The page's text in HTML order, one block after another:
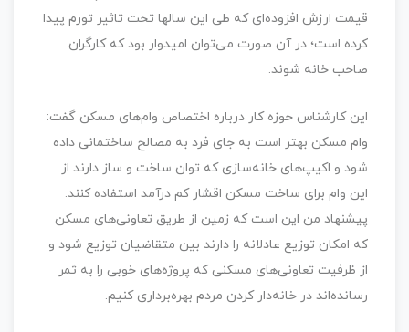
قیمت ارزش افزوده‌ای که طی این سالها تحت تاثیر تورم پیدا
کرده است؛ در آن صورت می‌توان امیدوار بود که کارگران
صاحب خانه شوند.
این کارشناس حوزه کار درباره اختصاص وام‌های مسکن گفت:
وام مسکن بهتر است به جای فرد به مصالح ساختمانی داده
شود و اکیپ‌های خانه‌سازی که توان ساخت و ساز دارند از
این وام برای ساخت مسکن اقشار کم درآمد استفاده کنند.
پیشنهاد من این است که زمین از طریق تعاونی‌های مسکن
که امکان توزیع عادلانه را دارند بین متقاضیان توزیع شود و
از ظرفیت تعاونی‌های مسکنی که پروژه‌های خوبی را به ثمر
رسانده‌اند در خانه‌دار کردن مردم بهره‌برداری کنیم.